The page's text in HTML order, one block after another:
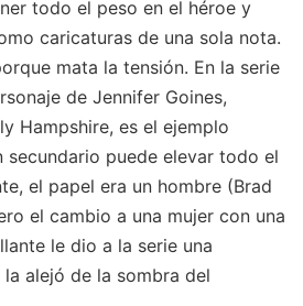
todo el peso en el héroe y
caricaturas de una sola nota.
mata la tensión. En la serie
de Jennifer Goines,
Hampshire, es el ejemplo
puede elevar todo el
el papel era un hombre (Brad
el cambio a una mujer con una
le dio a la serie una
alejó de la sombra del